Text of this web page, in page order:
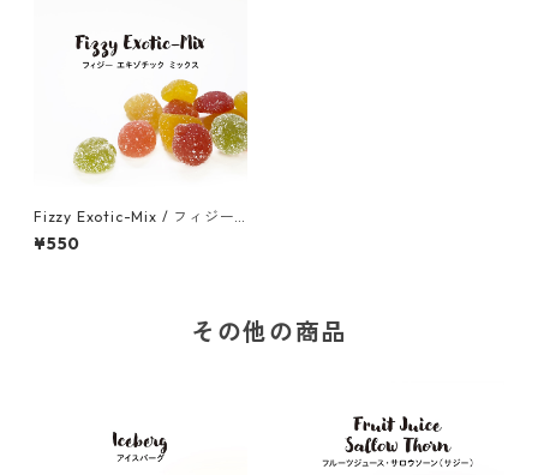
Fizzy Exotic-Mix / フィジー
エキゾチック ミックス（ヴィ
ーガン）(50g)
¥550
その他の商品